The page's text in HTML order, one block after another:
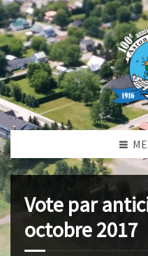
Vote par
octobre 2017